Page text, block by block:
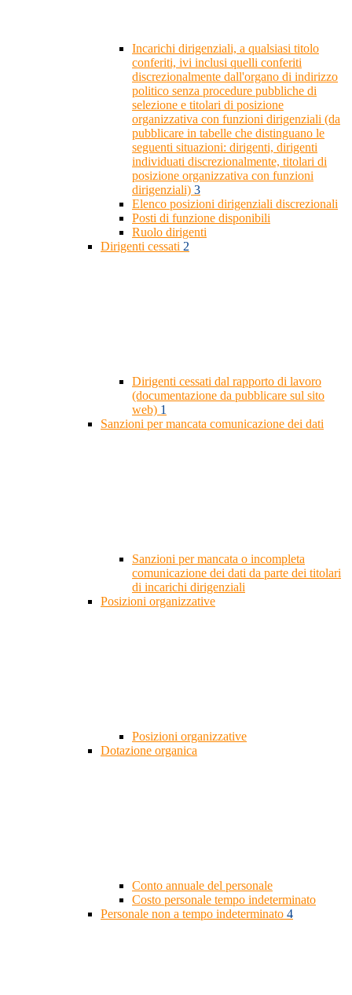
Incarichi dirigenziali, a qualsiasi titolo
conferiti, ivi inclusi quelli conferiti
discrezionalmente dall'organo di indirizzo
politico senza procedure pubbliche di
selezione e titolari di posizione
organizzativa con funzioni dirigenziali (da
pubblicare in tabelle che distinguano le
seguenti situazioni: dirigenti, dirigenti
individuati discrezionalmente, titolari di
posizione organizzativa con funzioni
dirigenziali) 3
Elenco posizioni dirigenziali discrezionali
Posti di funzione disponibili
Ruolo dirigenti
Dirigenti cessati 2
Dirigenti cessati dal rapporto di lavoro
(documentazione da pubblicare sul sito
web) 1
Sanzioni per mancata comunicazione dei dati
Sanzioni per mancata o incompleta
comunicazione dei dati da parte dei titolari
di incarichi dirigenziali
Posizioni organizzative
Posizioni organizzative
Dotazione organica
Conto annuale del personale
Costo personale tempo indeterminato
Personale non a tempo indeterminato 4